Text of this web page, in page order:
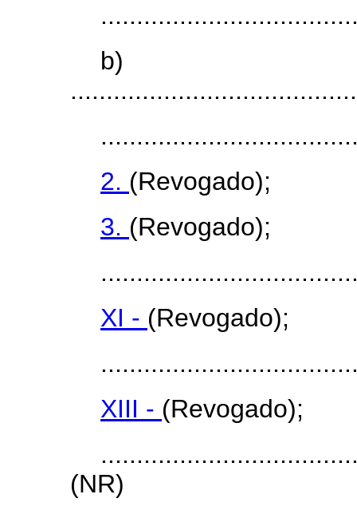
b)
2. (Revogado);
3. (Revogado);
XI - (Revogado);
XIII - (Revogado);
(NR)